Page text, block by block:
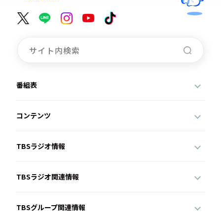
番組表
コンテンツ
TBSラジオ情報
TBSラジオ関連情報
TBSグループ関連情報